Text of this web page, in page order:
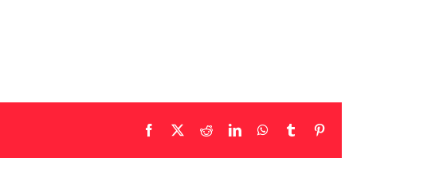
Facebook RedditLinkedInWhatsApp
Tumblr